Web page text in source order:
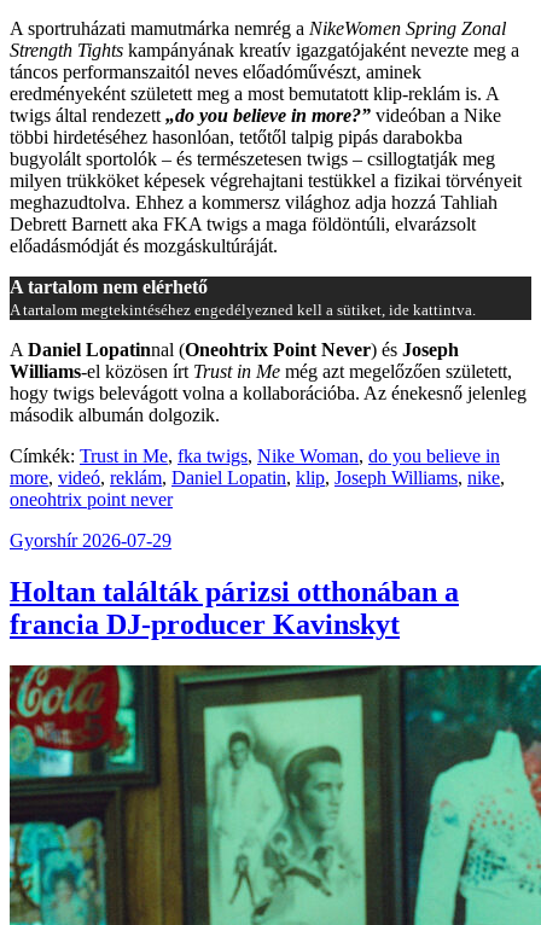
A sportruházati mamutmárka nemrég a NikeWomen Spring Zonal
Strength Tights kampányának kreatív igazgatójaként nevezte meg a
táncos performanszaitól neves előadóművészt, aminek
eredményeként született meg a most bemutatott klip-reklám is. A
twigs által rendezett„do you believe in more?” videóban a Nike
többi hirdetéséhez hasonlóan, tetőtől talpig pipás darabokba
bugyolált sportolók – és természetesen twigs – csillogtatják meg
milyen trükköket képesek végrehajtani testükkel a fizikai törvényeit
meghazudtolva. Ehhez a kommersz világhoz adja hozzá Tahliah
Debrett Barnett aka FKA twigs a maga földöntúli, elvarázsolt
előadásmódját és mozgáskultúráját.
A tartalom nem elérhető
A tartalom megtekintéséhez engedélyezned kell a sütiket, ide kattintva.
ADaniel Lopatinnal (Oneohtrix Point Never) és Joseph
Williams-el közösen írt Trust in Me még azt megelőzően született,
hogy twigs belevágott volna a kollaborációba. Az énekesnő jelenleg
második albumán dolgozik.
Címkék: Trust in Me, fka twigs, Nike Woman, do you believe in
more, videó, reklám, Daniel Lopatin, klip, Joseph Williams, nike,
oneohtrix point never
Gyorshír 2026-07-29
Holtan találták párizsi otthonában a
francia DJ-producer Kavinskyt